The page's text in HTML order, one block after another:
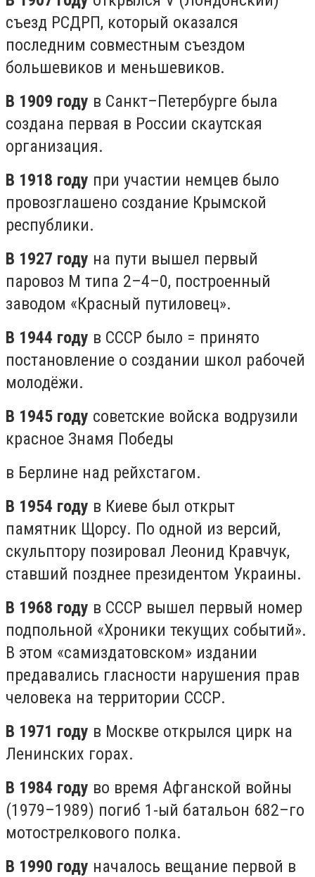
съезд РСДРП, который оказался
последним совместным съездом
большевиков и меньшевиков.
В 1909 году в Санкт–Петербурге была
создана первая в России скаутская
организация.
В 1918 году при участии немцев было
провозглашено создание Крымской
республики.
В 1927 году на пути вышел первый
паровоз М типа 2–4–0, построенный
заводом «Красный путиловец».
В 1944 году в СССР было = принято
постановление о создании школ рабочей
молодёжи.
В 1945 году советские войска водрузили
красное Знамя Победы
в Берлине над рейхстагом.
В 1954 году в Киеве был открыт
памятник Щорсу. По одной из версий,
скульптору позировал Леонид Кравчук,
ставший позднее президентом Украины.
В 1968 году в СССР вышел первый номер
подпольной «Хроники текущих событий».
В этом «самиздатовском» издании
предавались гласности нарушения прав
человека на территории СССР.
В 1971 году в Москве открылся цирк на
Ленинских горах.
В 1984 году во время Афганской войны
(1979–1989) погиб 1-ый батальон 682–го
мотострелкового полка.
В 1990 году началось вещание первой в